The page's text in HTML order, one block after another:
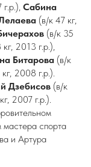
Сабина
(в/к 47 кг,
(в/к 35
2013 г.р.),
Битарова (в/к
2008 г.р.).
Дзебисов (в/к
2007 г.р.).
мастера спорта
и Артура